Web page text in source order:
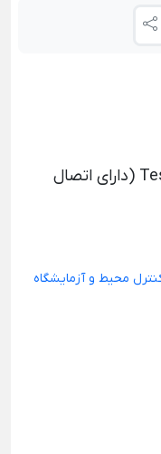
دیتالاگر دما تستو مدل Testo 184-T4 (دارای اتصال
محیط و آزمایشگاه